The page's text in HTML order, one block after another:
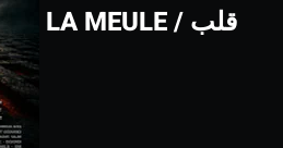
LA MEULE / قلب